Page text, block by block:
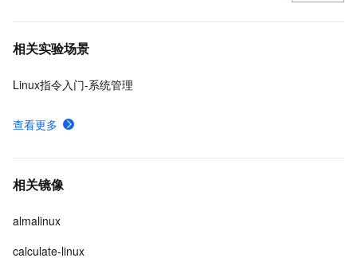
相关实验场景
Linux指令入门-系统管理
查看更多
相关镜像
almalinux
calculate-linux